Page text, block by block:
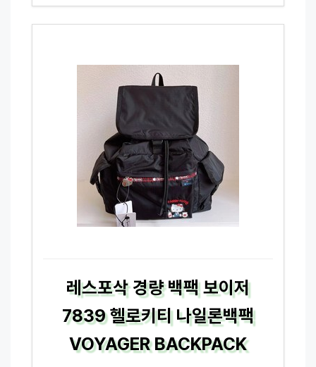
레스포삭 경량 백팩 보이저
7839 헬로키티 나일론백팩
VOYAGER BACKPACK